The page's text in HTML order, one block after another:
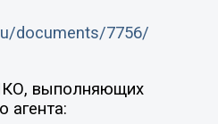
documents/7756/
выполняющих
агента: